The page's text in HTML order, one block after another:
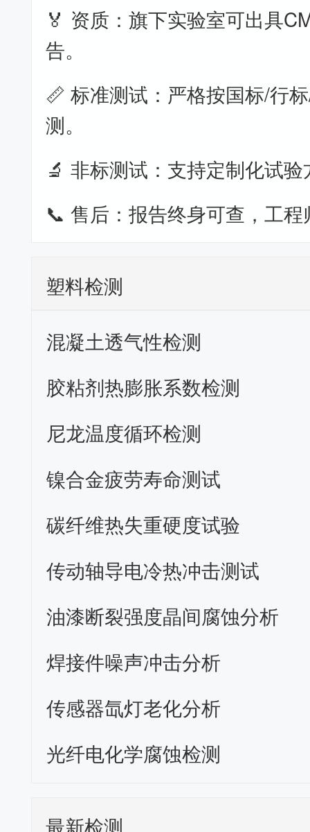
🏅 资质：旗下实验室可出具
告。
📏 标准测试：严格按国标/行
测。
🔬 非标测试：支持定制化试
📞 售后：报告终身可查，工
塑料检测
混凝土透气性检测
胶粘剂热膨胀系数检测
尼龙温度循环检测
镍合金疲劳寿命测试
碳纤维热失重硬度试验
传动轴导电冷热冲击测试
油漆断裂强度晶间腐蚀分析
焊接件噪声冲击分析
传感器氙灯老化分析
光纤电化学腐蚀检测
最新检测